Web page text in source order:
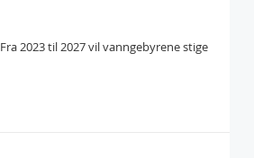
2023 til 2027 vil vanngebyrene stige